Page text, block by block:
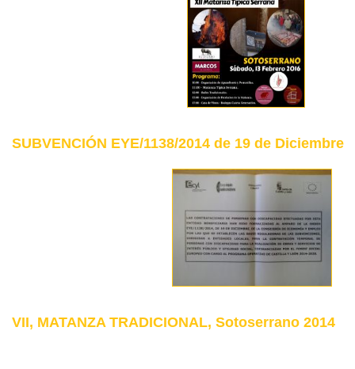
SUBVENCIÓN EYE/1138/2014 de 19 de Diciembre
VII, MATANZA TRADICIONAL, Sotoserrano 2014